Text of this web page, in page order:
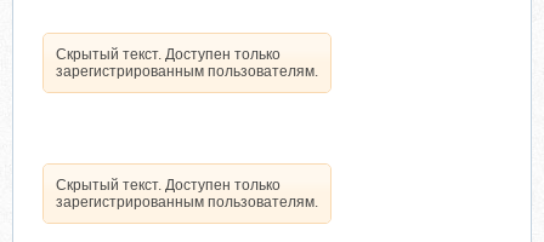
Скрытый текст. Доступен только
зарегистрированным пользователям.
Скрытый текст. Доступен только
зарегистрированным пользователям.